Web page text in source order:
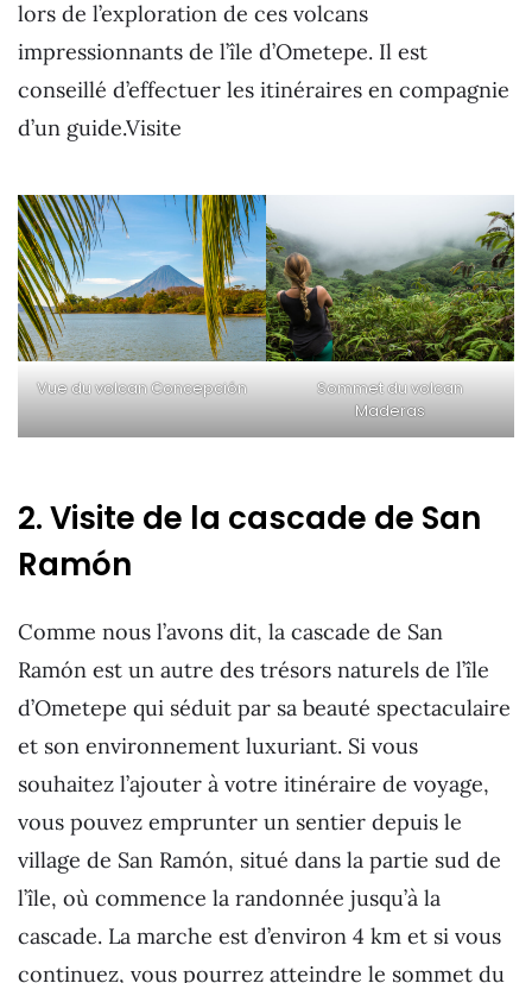
lors de l’exploration de ces volcans
impressionnants de l’île d’Ometepe. Il est
conseillé d’effectuer les itinéraires en compagnie
d’un guide.Visite
Vue du volcan Concepción
Sommet du volcan
Maderas
2. Visite de la cascade de San
Ramón
Comme nous l’avons dit, la cascade de San
Ramón est un autre des trésors naturels de l’île
d’Ometepe qui séduit par sa beauté spectaculaire
et son environnement luxuriant. Si vous
souhaitez l’ajouter à votre itinéraire de voyage,
vous pouvez emprunter un sentier depuis le
village de San Ramón, situé dans la partie sud de
l’île, où commence la randonnée jusqu’à la
cascade. La marche est d’environ 4 km et si vous
continuez, vous pourrez atteindre le sommet du